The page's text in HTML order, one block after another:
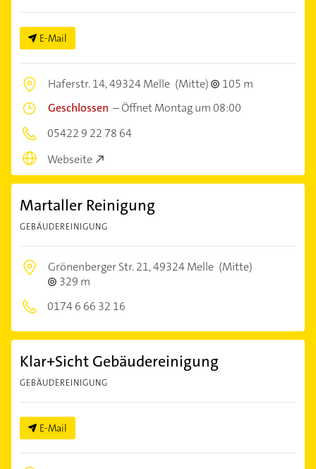
E-Mail
Haferstr. 14,49324 Melle (Mitte)
105 m
Geschlossen –Öffnet Montag um 08:00
05422 9 22 78 64
Webseite
Martaller Reinigung
GEBÄUDEREINIGUNG
Grönenberger Str. 21,49324 Melle (Mitte)
329 m
0174 6 66 32 16
Klar+Sicht Gebäudereinigung
GEBÄUDEREINIGUNG
E-Mail